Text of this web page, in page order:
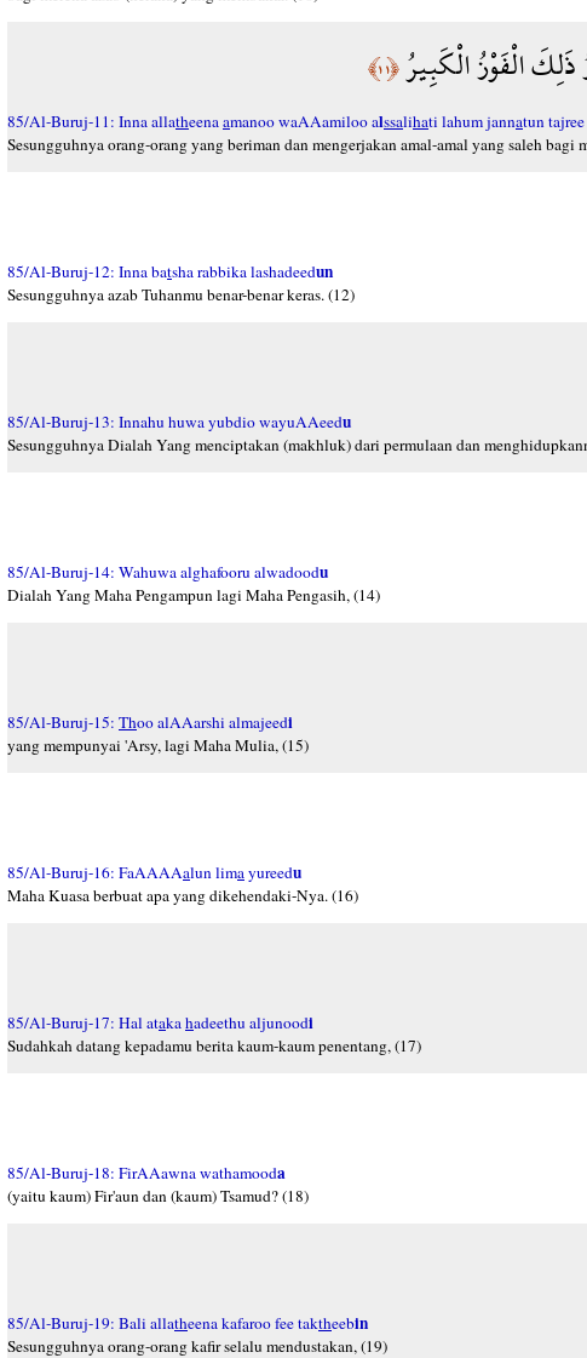
الْفَوْزُ الْكَبِيرُ﴿١١﴾
85/Al-Buruj-11: Inna allatheenaamanoo waAAamiloo alssalihati lahum jannatun
Sesungguhnya orang-orang yang beriman dan mengerjakan amal-amal yang saleh
85/Al-Buruj-12: Inna batsha rabbika lashadeedun
Sesungguhnya azab Tuhanmu benar-benar keras. (12)
85/Al-Buruj-13: Innahu huwa yubdio wayuAAeedu
Sesungguhnya Dialah Yang menciptakan (makhluk) dari permulaan dan
85/Al-Buruj-14: Wahuwa alghafooru alwadoodu
Dialah Yang Maha Pengampun lagi Maha Pengasih, (14)
85/Al-Buruj-15: Thoo alAAarshi almajeedi
yang mempunyai 'Arsy, lagi Maha Mulia, (15)
85/Al-Buruj-16: FaAAAAalun limayureedu
Maha Kuasa berbuat apa yang dikehendaki-Nya. (16)
85/Al-Buruj-17: Hal atakahadeethu aljunoodi
Sudahkah datang kepadamu berita kaum-kaum penentang, (17)
85/Al-Buruj-18: FirAAawna wathamooda
(yaitu kaum) Fir'aun dan (kaum) Tsamud? (18)
85/Al-Buruj-19: Bali allatheena kafaroo fee taktheebin
Sesungguhnya orang-orang kafir selalu mendustakan, (19)